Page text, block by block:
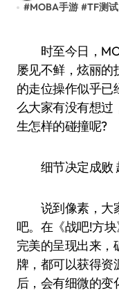
#MOBA手游 #TF测试
时至今日，MOBA类的手游在大家眼中已经是
屡见不鲜，炫丽
的走位操作似乎已
么大家有没有想过
生怎样的碰撞呢?
细节决定成败
说到像素，大家
吧。在《战吧!方
完美的呈现出来，
牌，都可以获得资
后，会有细微的变